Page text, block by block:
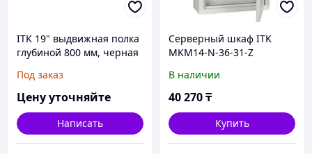
ITK 19" выдвижная полка
глубиной 800 мм, черная
Под заказ
Цену уточняйте
Написать
Серверный шкаф ITK
MKM14-N-36-31-Z
В наличии
40 270₸
Купить